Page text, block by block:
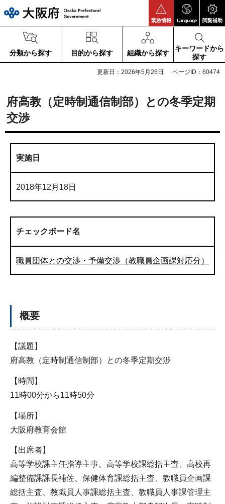
緊急情報 Language 閲覧補助
分類から探す 目的から探す 組織から探す
キーワードから
探す
更新日：2026年5月26日 ページID：60474
府高教（定時制通信制部）との冬季定期
交渉
実施日
2018年12月18日
チェックボード名
職員団体との交渉・予備交渉（教職員企画課対応分）
概要
【議題】
府高教（定時制通信制部）との冬季定期交渉
【時間】
11時00分から11時50分
【場所】
大阪府教育会館
【出席者】
高等学校課主任指導主事、高等学校課総括主査、高校再
編整備課課長補佐、保健体育課総括主査、教職員企画課
総括主査、教職員人事課総括主査、教職員人事課管理主